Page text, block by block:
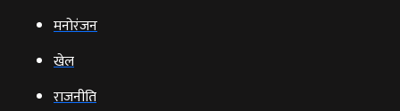
मनोरंजन
खेल
राजनीति